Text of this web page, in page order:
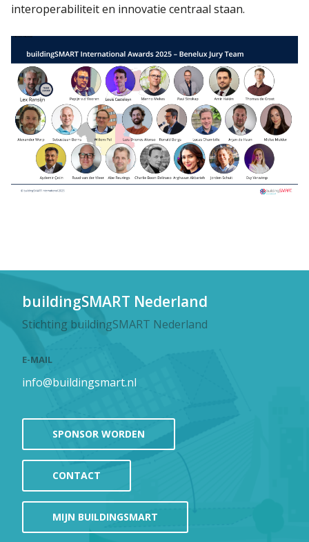
interoperabiliteit en innovatie centraal staan.
buildingSMART Nederland
Stichting buildingSMART Nederland
E-MAIL
info@buildingsmart.nl
SPONSOR WORDEN
CONTACT
MIJN BUILDINGSMART